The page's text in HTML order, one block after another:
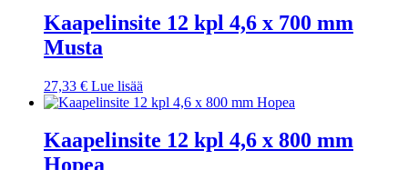
Kaapelinsite 12 kpl 4,6 x 700 mm
Musta
27,33 € Lue lisää
Kaapelinsite 12 kpl 4,6 x 800 mm
Hopea